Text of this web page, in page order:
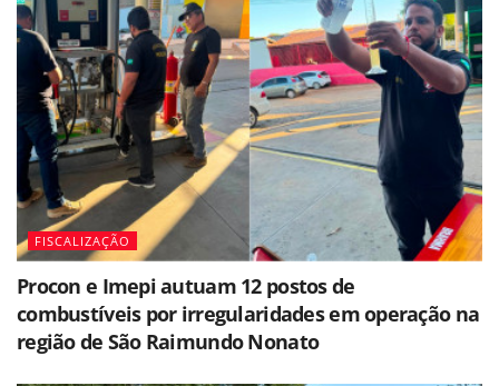
FISCALIZAÇÃO
Procon e Imepi autuam 12 postos de
combustíveis por irregularidades em operação na
região de São Raimundo Nonato